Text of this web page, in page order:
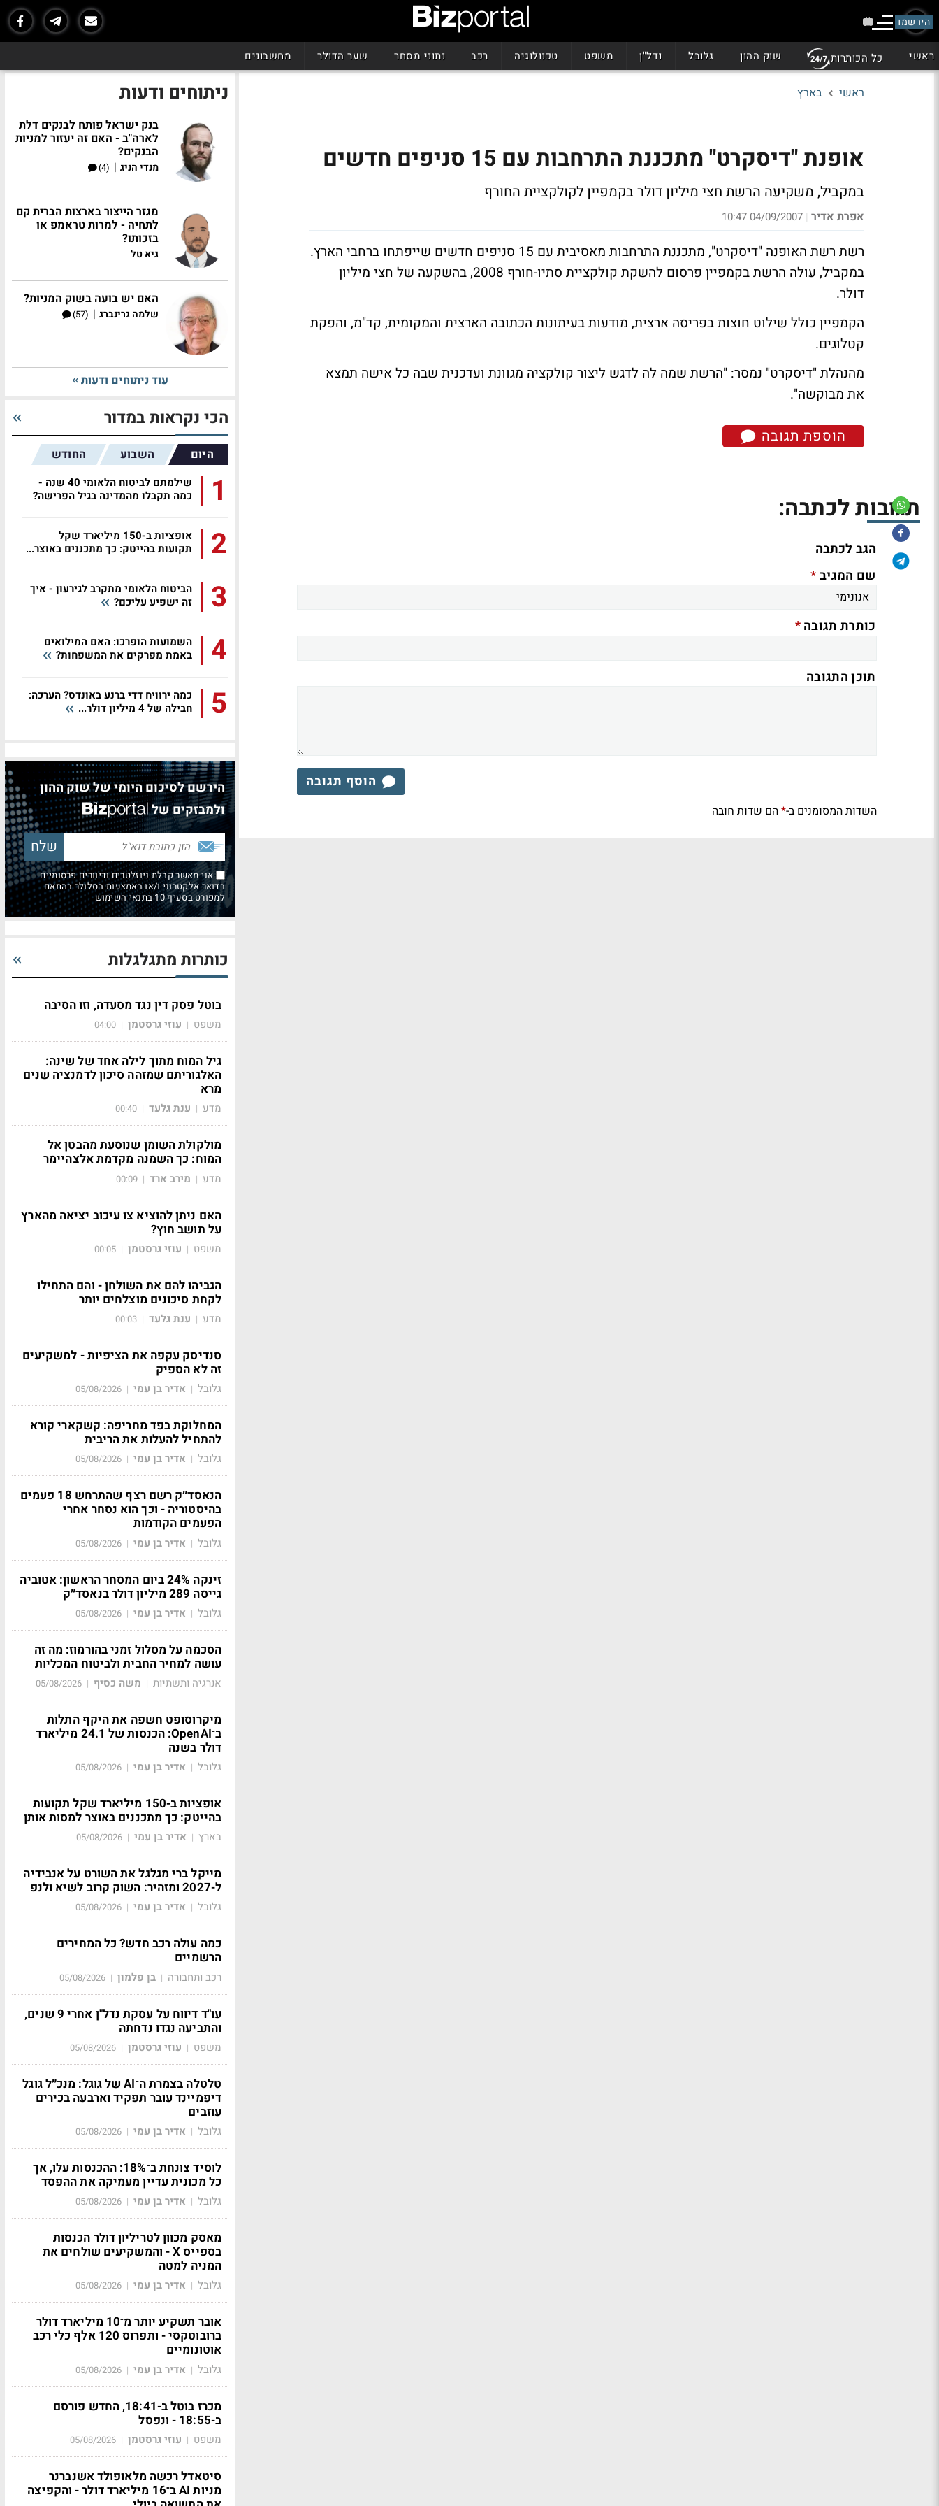
הירשמו
ראשי כל הכותרות שוק ההון גלובל נדל"ן משפט טכנולוגיה רכב נתוני מסחר שער הדולר מחשבונים
ראשי בארץ
אופנת "דיסקרט" מתכננת התרחבות עם 15 סניפים חדשים
במקביל, משקיעה הרשת חצי מיליון דולר בקמפיין לקולקציית החורף
אפרת אדיר |
04/09/2007 10:47
רשת רשת האופנה "דיסקרט", מתכננת התרחבות מאסיבית עם 15 סניפים חדשים שייפתחו ברחבי הארץ.
במקביל, עולה הרשת בקמפיין פרסום להשקת קולקציית סתיו-חורף 2008, בהשקעה של חצי מיליון
דולר.
הקמפיין כולל שילוט חוצות בפריסה ארצית, מודעות בעיתונות הכתובה הארצית והמקומית, קד"מ, והפקת
קטלוגים.
מהנהלת "דיסקרט" נמסר: "הרשת שמה לה לדגש ליצור קולקציה מגוונת ועדכנית שבה כל אישה תמצא
את מבוקשה".
הוספת תגובה
תגובות לכתבה:
הגב לכתבה
שם המגיב*
כותרת תגובה*
תוכן התגובה
הוסף תגובה
השדות המסומנים ב-*הם שדות חובה
ניתוחים ודעות
בנק ישראל פותח לבנקים דלת
לארה"ב - האם זה יעזור למניות
הבנקים?
מנדי הניג |
(4)
מגזר הייצור בארצות הברית קם
לתחיה - למרות טראמפ או
בזכותו?
גיא טל
האם יש בועה בשוק המניות?
שלמה גרינברג |
(57)
עוד ניתוחים ודעות
הכי נקראות במדור
היום השבוע החודש
1
שילמתם לביטוח הלאומי 40 שנה -
כמה תקבלו מהמדינה בגיל הפרישה?
2
אופציות ב-150 מיליארד שקל
תקועות בהייטק: כך מתכננים באוצר...
3
הביטוח הלאומי מתקרב לגירעון - איך
זה ישפיע עליכם?
4
השמועות הופרכו: האם המילואים
באמת מפרקים את המשפחות?
5
כמה ירוויח דדי ברנע באונדס? הערכה:
חבילה של 4 מיליון דולר...
הירשם לסיכום היומי של שוק ההון
ולמבזקים של
אני מאשר קבלת ניוזלטרים ודיוורים פרסומיים
בדואר אלקטרוני ו/או באמצעות הסלולר בהתאם
למפורט בסעיף 10 בתנאי השימוש
כותרות מתגלגלות
בוטל פסק דין נגד מסעדה, וזו הסיבה
משפט | עוזי גרסטמן |
04:00
גיל המוח מתוך לילה אחד של שינה:
האלגוריתם שמזהה סיכון לדמנציה שנים
מרא
מדע | ענת גלעד |
00:40
מולקולת השומן שנוסעת מהבטן אל
המוח: כך השמנה מקדמת אלצהיימר
מדע | מירב ארד |
00:09
האם ניתן להוציא צו עיכוב יציאה מהארץ
על תושב חוץ?
משפט | עוזי גרסטמן |
00:05
הגביהו להם את השולחן - והם התחילו
לקחת סיכונים מוצלחים יותר
מדע | ענת גלעד |
00:03
סנדיסק עקפה את הציפיות - למשקיעים
זה לא הספיק
גלובל | אדיר בן עמי |
05/08/2026
המחלוקת בפד מחריפה: קשקארי קורא
להתחיל להעלות את הריבית
גלובל | אדיר בן עמי |
05/08/2026
הנאסד״ק רשם רצף שהתרחש 18 פעמים
בהיסטוריה - וכך הוא נסחר אחרי
הפעמים הקודמות
גלובל | אדיר בן עמי |
05/08/2026
זינקה 24% ביום המסחר הראשון: אטוביה
גייסה 289 מיליון דולר בנאסד״ק
גלובל | אדיר בן עמי |
05/08/2026
הסכמה על מסלול זמני בהורמוז: מה זה
עושה למחיר החבית ולביטוח המכליות
אנרגיה ותשתיות | משה כסיף |
05/08/2026
מיקרוסופט חשפה את היקף התלות
ב־OpenAI: הכנסות של 24.1 מיליארד
דולר בשנה
גלובל | אדיר בן עמי |
05/08/2026
אופציות ב-150 מיליארד שקל תקועות
בהייטק: כך מתכננים באוצר למסות אותן
בארץ | אדיר בן עמי |
05/08/2026
מייקל ברי מגלגל את השורט על אנבידיה
ל-2027 ומזהיר: השוק קרוב לשיא ולנפ
גלובל | אדיר בן עמי |
05/08/2026
כמה עולה רכב חדש? כל המחירים
הרשמיים
רכב ותחבורה | בן פלמון |
05/08/2026
עו"ד דיווח על עסקת נדל"ן אחרי 9 שנים,
והתביעה נגדו נדחתה
משפט | עוזי גרסטמן |
05/08/2026
טלטלה בצמרת ה־AI של גוגל: מנכ״ל גוגל
דיפמיינד עובר תפקיד וארבעה בכירים
עוזבים
גלובל | אדיר בן עמי |
05/08/2026
לוסיד צונחת ב־18%: ההכנסות עלו, אך
כל מכונית עדיין מעמיקה את ההפסד
גלובל | אדיר בן עמי |
05/08/2026
מאסק מכוון לטריליון דולר הכנסות
בספייס X - והמשקיעים שולחים את
המניה למטה
גלובל | אדיר בן עמי |
05/08/2026
אובר תשקיע יותר מ־10 מיליארד דולר
ברובוטקסי - ותפרוס 120 אלף כלי רכב
אוטונומיים
גלובל | אדיר בן עמי |
05/08/2026
מכרז בוטל ב-18:41, החדש פורסם
ב-18:55 - ונפסל
משפט | עוזי גרסטמן |
05/08/2026
סיטאדל רכשה מלאופולד אשנברנר
מניות AI ב־16 מיליארד דולר - והקפיצה